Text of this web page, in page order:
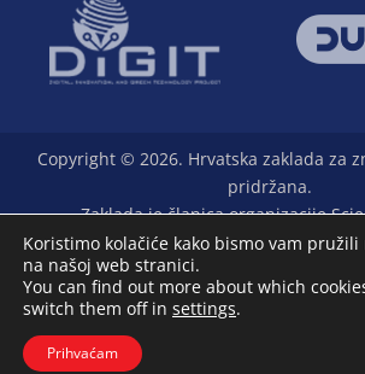
Copyright © 2026. Hrvatska zaklada za
pridržana.
Zaklada je članica organizacije
L33T - digital marketing agency
Koristimo kolačiće kako bismo vam
na našoj web stranici.
You can find out more about which
switch them off in settings.
Prihvaćam